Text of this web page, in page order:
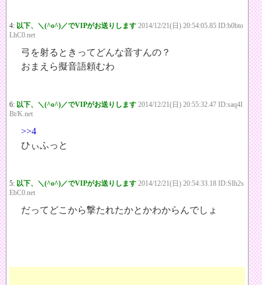
4: 以下、＼(^o^)／でVIPがお送りします 2014/12/21(日) 20:54:05.85 ID:b0bto
LhC0.net
弓を射るときってどんな音すんの？
おまえら擬音語頼むわ
6: 以下、＼(^o^)／でVIPがお送りします 2014/12/21(日) 20:55:32.47 ID:saq4I
Bt/K.net
>>4
ひぃふっと
5: 以下、＼(^o^)／でVIPがお送りします 2014/12/21(日) 20:54:33.18 ID:SIh2s
EbC0.net
だってどこから撃たれたかとかわからんでしょ